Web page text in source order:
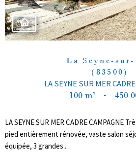
La Seyne-sur-
(83500)
LA SEYNE SUR MER
100 m² - 450
LA SEYNE SUR MER CADRE CAMPAGNE
pied entièrement rénovée, vaste salon
équipée, 3 grandes...